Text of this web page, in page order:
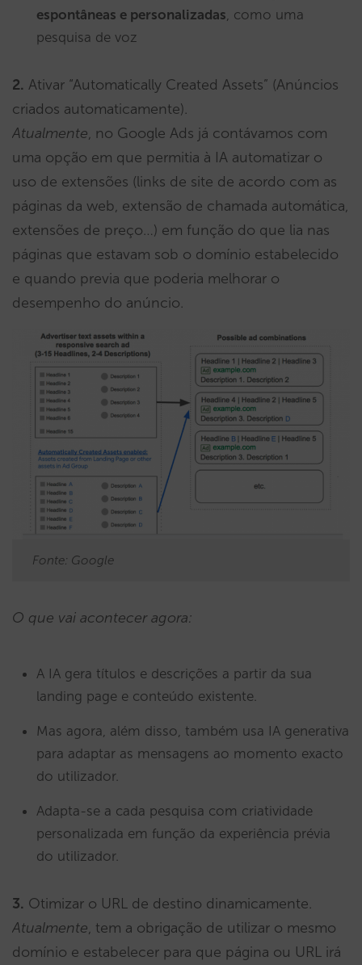
espontâneas e personalizadas , como uma
pesquisa de voz
2. Ativar “Automatically Created Assets” (Anúncios
criados automaticamente).
Atualmente, no Google Ads já contávamos com
uma opção em que permitia à IA automatizar o
uso de extensões (links de site de acordo com as
páginas da web, extensão de chamada automática,
extensões de preço…) em função do que lia nas
páginas que estavam sob o domínio estabelecido
e quando previa que poderia melhorar o
desempenho do anúncio.
Fonte: Google
O que vai acontecer agora:
A IA gera títulos e descrições a partir da sua
landing page e conteúdo existente.
Mas agora, além disso, também usa IA generativa
para adaptar as mensagens ao momento exacto
do utilizador.
Adapta-se a cada pesquisa com criatividade
personalizada em função da experiência prévia
do utilizador.
3. Otimizar o URL de destino dinamicamente.
Atualmente, tem a obrigação de utilizar o mesmo
domínio e estabelecer para que página ou URL irá